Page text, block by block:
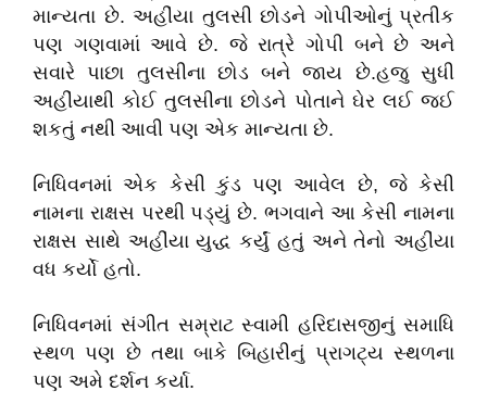
માન્યતા છે. અહીંયા તુલસી છોડને ગોપીઓનું પ્રતીક
પણ ગણવામાં આવે છે. જે રાત્રે ગોપી બને છે અને
સવારે પાછા તુલસીના છોડ બને જાય છે.હજુ સુધી
અહીંયાથી કોઈ તુલસીના છોડને પોતાને ઘેર લઈ જઈ
શકતું નથી આવી પણ એક માન્યતા છે.
નિધિવનમાં એક કેસી કુંડ પણ આવેલ છે, જે કેસી
નામના રાક્ષસ પરથી પડ્યું છે. ભગવાને આ કેસી નામના
રાક્ષસ સાથે અહીંયા યુદ્ધ કર્યું હતું અને તેનો અહીંયા
વધ કર્યો હતો.
નિધિવનમાં સંગીત સમ્રાટ સ્વામી હરિદાસજીનું સમાધિ
સ્થળ પણ છે તથા બાકે બિહારીનું પ્રાગટ્ય સ્થળના
પણ અમે દર્શન કર્યા.